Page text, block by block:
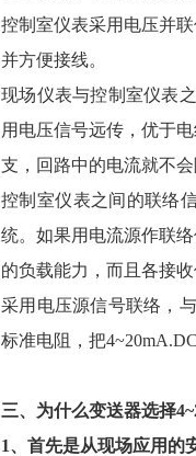
控制室仪表采用电压并
并方便接线。
现场仪表与控制室仪表
用电压信号远传，优于
支，回路中的电流就不
控制室仪表之间的联络
统。如果用电流源作联
的负载能力，而且各接
采用电压源信号联络，
标准电阻，把
三、为什么变送器选择
1、首先是从现场应用的